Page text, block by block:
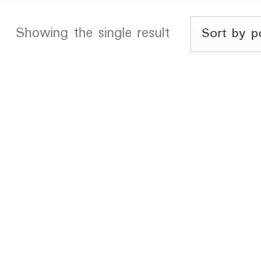
Showing the single result